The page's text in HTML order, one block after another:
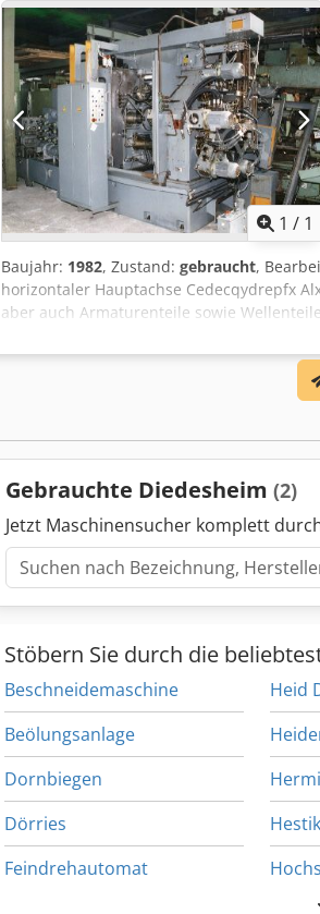
1 / 1
Baujahr: 1982, Zustand: gebraucht,
horizontaler Hauptachse Cedecqydrepfx
aber auch Armaturenteile sowie
Gebrauchte Diedesheim (2)
Jetzt Maschinensucher komplett
Stöbern Sie durch die
Beschneidemaschine
Beölungsanlage
Dornbiegen
Dörries
Feindrehautomat
Heid